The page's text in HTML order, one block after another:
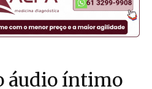
áudio íntimo